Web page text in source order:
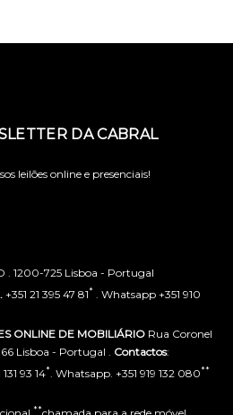
DA CABRAL
leilões online e presenciais!
. 1200-725 Lisboa - Portugal
+351 21 395 47 81* . Whatsapp +351 910
ONLINE DE MOBILIÁRIO Rua Coronel
Lisboa - Portugal . Contactos:
131 93 14* . Whatsapp. +351 919 132 080**
**